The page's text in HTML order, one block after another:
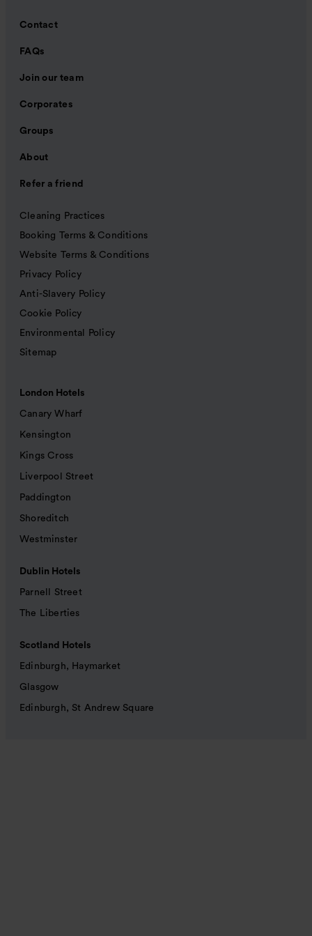
Contact
FAQs
Join our team
Corporates
Groups
About
Refer a friend
Cleaning Practices
Booking Terms & Conditions
Website Terms & Conditions
Privacy Policy
Anti-Slavery Policy
Cookie Policy
Environmental Policy
Sitemap
London Hotels
Canary Wharf
Kensington
Kings Cross
Liverpool Street
Paddington
Shoreditch
Westminster
Dublin Hotels
Parnell Street
The Liberties
Scotland Hotels
Edinburgh, Haymarket
Glasgow
Edinburgh, St Andrew Square